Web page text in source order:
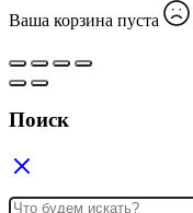
Ваша корзина пуста
Поиск